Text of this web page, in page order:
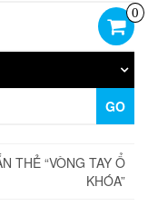
0
GO
THẺ “VÒNG TAY Ổ
KHÓA”